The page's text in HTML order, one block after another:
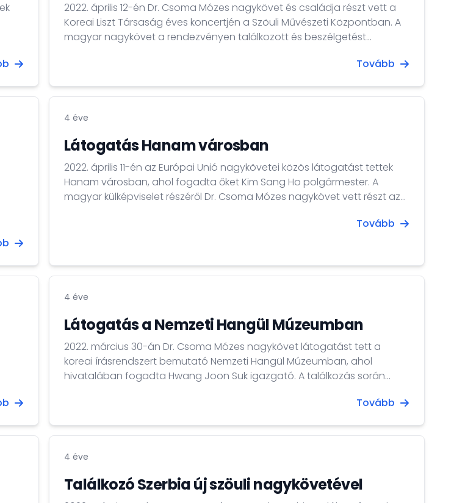
2022. április 12-én Dr. Csoma Mózes nagykövet és családja részt vett a
Koreai Liszt Társaság éves koncertjén a Szöuli Művészeti Központban. A
magyar nagykövet a rendezvényen találkozott és beszélgetést
Tovább
4 éve
Látogatás Hanam városban
2022. április 11-én az Európai Unió nagykövetei közös látogatást tettek
Hanam városban, ahol fogadta őket Kim Sang Ho polgármester. A
magyar külképviselet részéről Dr. Csoma Mózes nagykövet vett részt az
Tovább
4 éve
Látogatás a Nemzeti Hangül Múzeumban
2022. március 30-án Dr. Csoma Mózes nagykövet látogatást tett a
koreai írásrendszert bemutató Nemzeti Hangül Múzeumban, ahol
hivatalában fogadta Hwang Joon Suk igazgató. A találkozás során
adományozott könyvritkaságnak számító Magyar-Koreai Szótárat,
szerkesztésében jelent meg Budapesten. A nagykövet továbbá Hwang...
Tovább
4 éve
Találkozó Szerbia új szöuli nagykövetével